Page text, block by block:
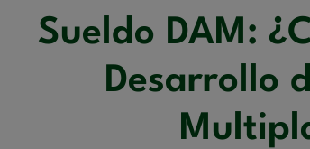
Sueldo DAM:
Desarrollo